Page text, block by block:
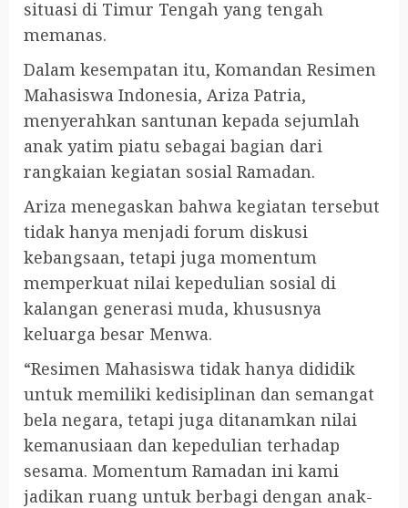
situasi di Timur Tengah yang tengah
memanas.
Dalam kesempatan itu, Komandan Resimen
Mahasiswa Indonesia, Ariza Patria,
menyerahkan santunan kepada sejumlah
anak yatim piatu sebagai bagian dari
rangkaian kegiatan sosial Ramadan.
Ariza menegaskan bahwa kegiatan tersebut
tidak hanya menjadi forum diskusi
kebangsaan, tetapi juga momentum
memperkuat nilai kepedulian sosial di
kalangan generasi muda, khususnya
keluarga besar Menwa.
“Resimen Mahasiswa tidak hanya dididik
untuk memiliki kedisiplinan dan semangat
bela negara, tetapi juga ditanamkan nilai
kemanusiaan dan kepedulian terhadap
sesama. Momentum Ramadan ini kami
jadikan ruang untuk berbagi dengan anak-